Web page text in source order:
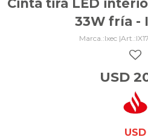
Cinta tira LED
33W fría -
Ixec |
USD
USD